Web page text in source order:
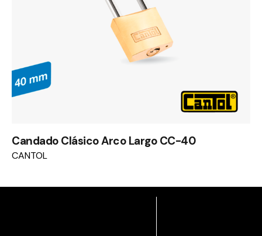
Candado Clásico Arco Largo CC-40
CANTOL